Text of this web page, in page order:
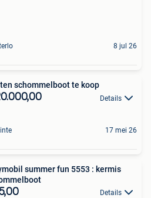
8 jul 26
schommelboot te koop
Details
17 mei 26
summer fun 5553 : kermis
Details